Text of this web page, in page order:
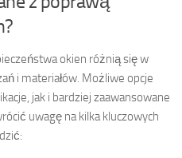
okien różnią się w
i materiałów. Możliwe opcje
jak i bardziej zaawansowane
uwagę na kilka kluczowych